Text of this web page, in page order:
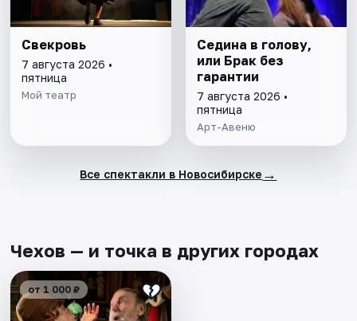
Свекровь
7 августа 2026 •
пятница
Мой театр
Седина в голову,
или Брак без
гарантии
7 августа 2026 •
пятница
Арт-Авеню
Все спектакли в Новосибирске →
Чехов — и точка в других городах
от 1 000 ₽